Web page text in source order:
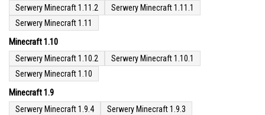
Serwery Minecraft 1.11.2
Serwery Minecraft 1.11.1
Serwery Minecraft 1.11
Minecraft 1.10
Serwery Minecraft 1.10.2
Serwery Minecraft 1.10.1
Serwery Minecraft 1.10
Minecraft 1.9
Serwery Minecraft 1.9.4
Serwery Minecraft 1.9.3